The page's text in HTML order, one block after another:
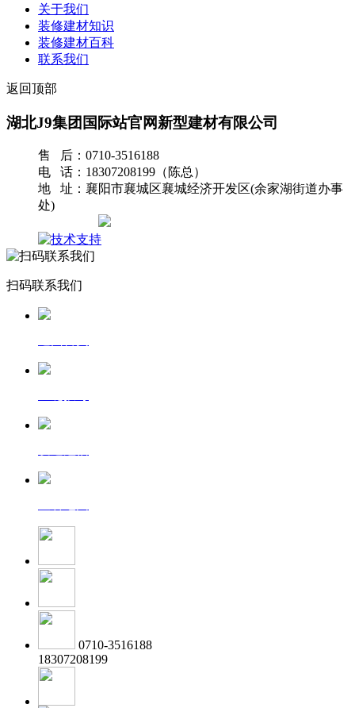
关于我们
装修建材知识
装修建材百科
联系我们
返回顶部
湖北J9集团国际站官网新型建材有限公司
售 后：0710-3516188
电 话：18307208199（陈总）
地 址：襄阳市襄城区襄城经济开发区(余家湖街道办事
处)
扫码联系我们
0710-3516188
18307208199